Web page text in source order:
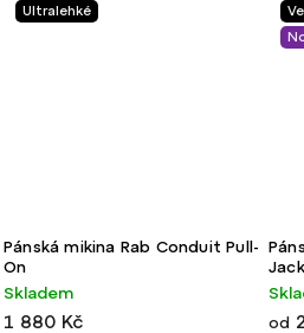
Velmi lehké
Pánská mikina Rab Nexus
Skladem
od 2 080 Kč